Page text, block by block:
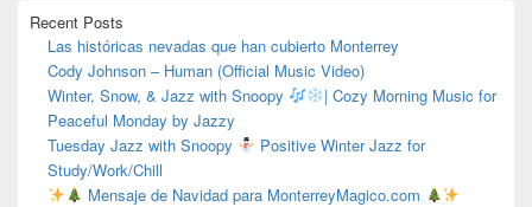
Recent Posts
Las históricas nevadas que han cubierto Monterrey
Cody Johnson – Human (Official Music Video)
Winter, Snow, & Jazz with Snoopy
| Cozy Morning Music for
Peaceful Monday by Jazzy
Tuesday Jazz with Snoopy
Positive Winter Jazz for
Study/Work/Chill
Mensaje de Navidad para MonterreyMagico.com